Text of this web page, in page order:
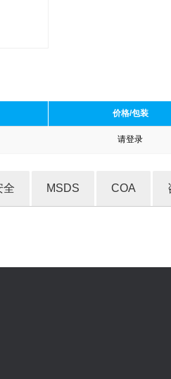
价格/包装
请登录
全 MSDS COA